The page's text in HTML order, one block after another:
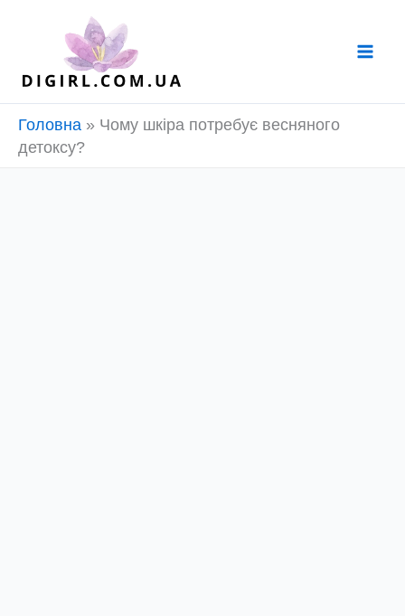
Головна » Чому шкіра потребує весняного
детоксу?